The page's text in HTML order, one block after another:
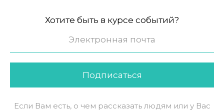
Хотите быть в курсе событий?
Подписаться
Если Вам есть, о чем рассказать людям или у Вас